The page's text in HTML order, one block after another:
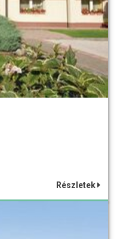
Részletek